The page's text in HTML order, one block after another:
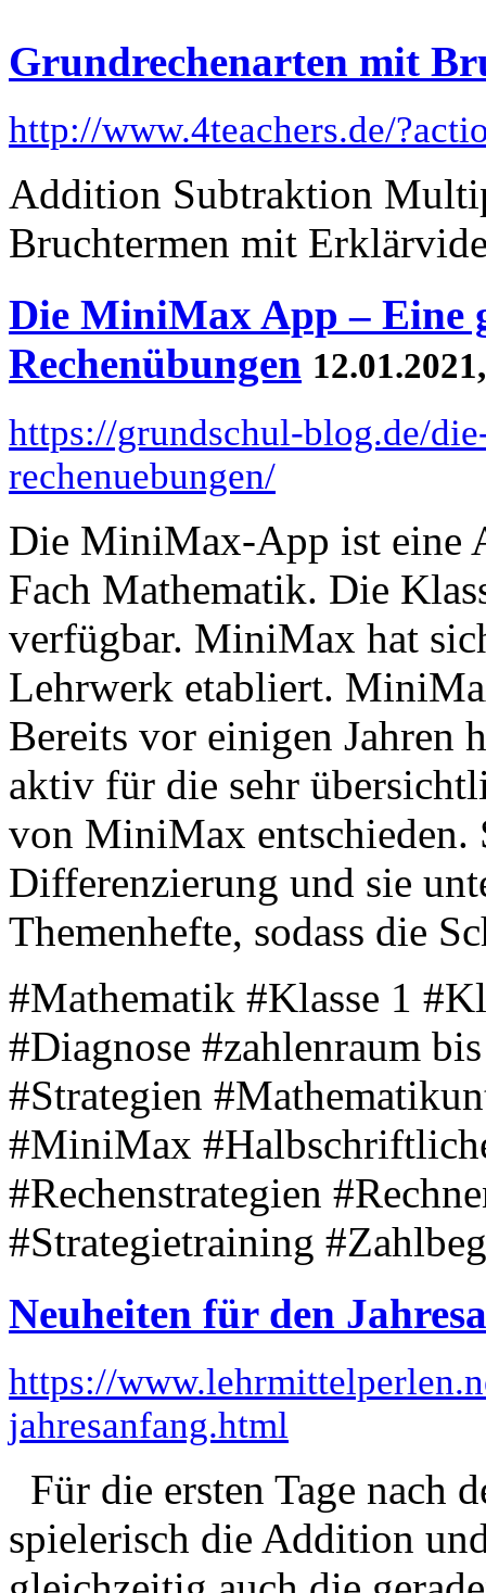
Grundrechenarten mit
http://www.4teachers.de/
Addition Subtraktion
Bruchtermen mit
Die MiniMax App – Eine
Rechenübungen
https://grundschul-blog.de/
rechenuebungen/
Die MiniMax-App ist eine
Fach Mathematik. Die
verfügbar. MiniMax hat
Lehrwerk etabliert.
Bereits vor einigen Jahren
aktiv für die sehr
von MiniMax entschieden.
Differenzierung und sie
Themenhefte, sodass die
#Mathematik #Klasse 1
#Diagnose #zahlenraum
#Strategien
#MiniMax
#Rechenstrategien
#Strategietraining
Neuheiten für den
https://
jahresanfang.html
Für die ersten Tage nach
spielerisch die Addition